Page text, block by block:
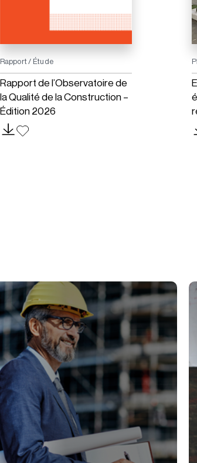
Rapport / Étude
Rapport de l’Observatoire de
la Qualité de la Construction –
Édition 2026